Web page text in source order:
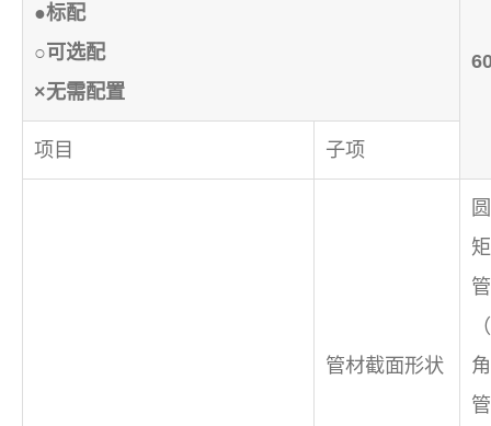
●标配
○可选配
×无需配置
项目 子项
管材截面形状